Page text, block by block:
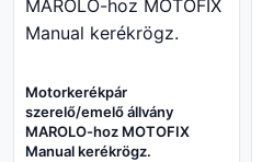
Motorkerékpár
szerelő/emelő állvány
MAROLO-hoz MOTOFIX
Manual kerékrögz.